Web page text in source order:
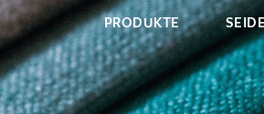
PRODUKTE